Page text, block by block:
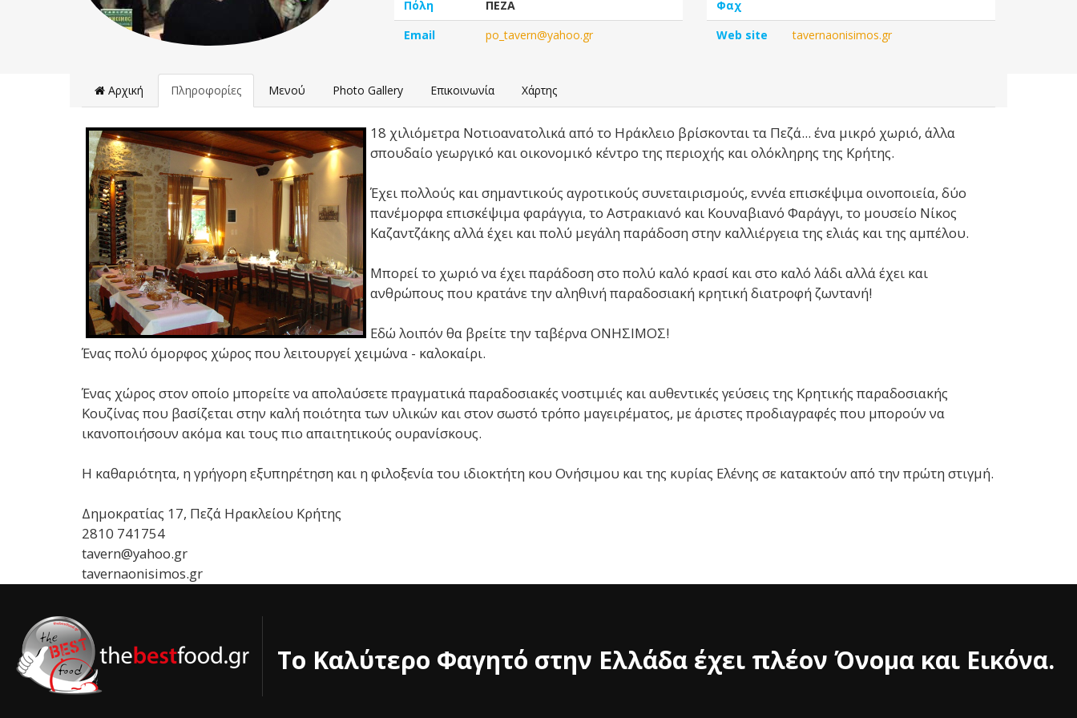
Πόλη
ΠΕΖΑ
Email
po_tavern@yahoo.gr
Φαχ
Web site
tavernaonisimos.gr
Αρχική Πληροφορίες Μενού Photo Gallery Επικοινωνία Χάρτης
18 χιλιόμετρα Νοτιοανατολικά από το Ηράκλειο βρίσκονται τα Πεζά... ένα μικρό χωριό, άλλα
σπουδαίο γεωργικό και οικονομικό κέντρο της περιοχής και ολόκληρης της Κρήτης.
Έχει πολλούς και σημαντικούς αγροτικούς συνεταιρισμούς, εννέα επισκέψιμα οινοποιεία, δύο
πανέμορφα επισκέψιμα φαράγγια, το Αστρακιανό και Κουναβιανό Φαράγγι, το μουσείο Νίκος
Καζαντζάκης αλλά έχει και πολύ μεγάλη παράδοση στην καλλιέργεια της ελιάς και της αμπέλου.
Μπορεί το χωριό να έχει παράδοση στο πολύ καλό κρασί και στο καλό λάδι αλλά έχει και
ανθρώπους που κρατάνε την αληθινή παραδοσιακή κρητική διατροφή ζωντανή!
Εδώ λοιπόν θα βρείτε την ταβέρνα ΟΝΗΣΙΜΟΣ!
Ένας πολύ όμορφος χώρος που λειτουργεί χειμώνα - καλοκαίρι.
Ένας χώρος στον οποίο μπορείτε να απολαύσετε πραγματικά παραδοσιακές νοστιμιές και αυθεντικές γεύσεις της Κρητικής παραδοσιακής
Κουζίνας που βασίζεται στην καλή ποιότητα των υλικών και στον σωστό τρόπο μαγειρέματος, με άριστες προδιαγραφές που μπορούν να
ικανοποιήσουν ακόμα και τους πιο απαιτητικούς ουρανίσκους.
Η καθαριότητα, η γρήγορη εξυπηρέτηση και η φιλοξενία του ιδιοκτήτη κου Ονήσιμου και της κυρίας Ελένης σε κατακτούν από την πρώτη στιγμή.
Δημοκρατίας 17, Πεζά Ηρακλείου Κρήτης
2810 741754
tavern@yahoo.gr
tavernaonisimos.gr
Το Καλύτερο Φαγητό στην Ελλάδα έχει πλέον Όνομα και Εικόνα.